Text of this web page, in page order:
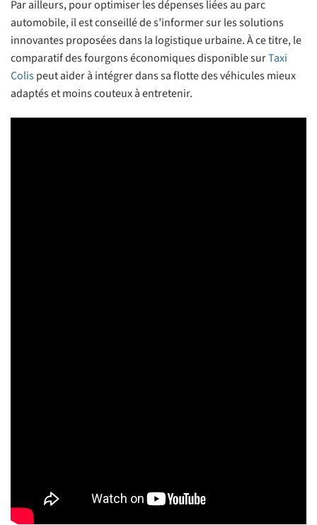
Par ailleurs, pour optimiser les dépenses liées au parc
automobile, il est conseillé de s’informer sur les solutions
innovantes proposées dans la logistique urbaine. À ce titre, le
comparatif des fourgons économiques disponible surTaxi
Colispeut aider à intégrer dans sa flotte des véhicules mieux
adaptés et moins couteux à entretenir.